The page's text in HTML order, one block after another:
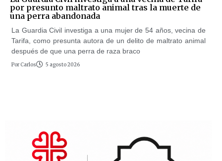
por presunto maltrato animal tras la muerte de
una perra abandonada
La Guardia Civil investiga a una mujer de 54 años, vecina de
Tarifa, como presunta autora de un delito de maltrato animal
después de que una perra de raza braco
Por Carlos 5 agosto 2026